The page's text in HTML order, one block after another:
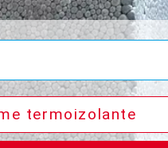
termoizolante